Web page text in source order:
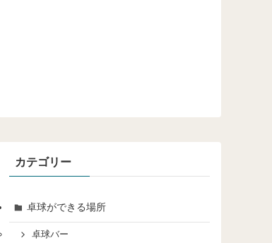
カテゴリー
卓球ができる場所
卓球バー